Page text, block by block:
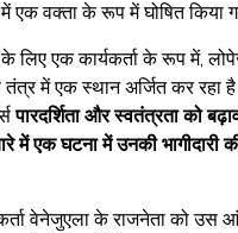
एक वक्ता के रूप में घोषित किया
लिए एक कार्यकर्ता के रूप में,
तंत्र में एक स्थान अर्जित कर रहा
पारदर्शिता और स्वतंत्रता को
में एक घटना में उनकी भागीदारी
वेनेजुएला के राजनेता को उस